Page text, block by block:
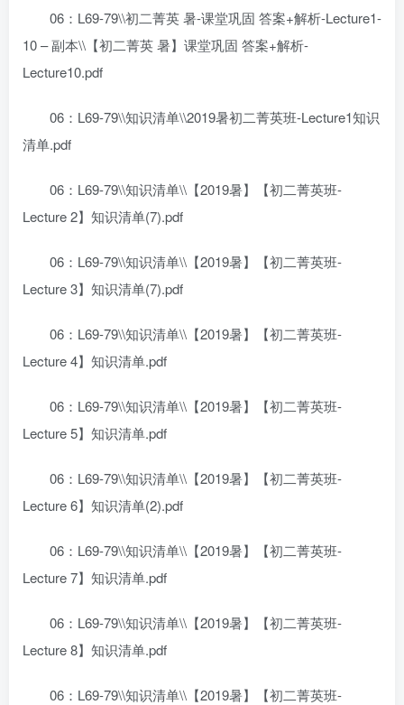
06：L69-79\\初二菁英 暑-课堂巩固 答案+解析-Lecture1-
10 – 副本\\【初二菁英 暑】课堂巩固 答案+解析-
Lecture10.pdf
06：L69-79\\知识清单\\2019暑初二菁英班-Lecture1知识
清单.pdf
06：L69-79\\知识清单\\【2019暑】【初二菁英班-
Lecture 2】知识清单(7).pdf
06：L69-79\\知识清单\\【2019暑】【初二菁英班-
Lecture 3】知识清单(7).pdf
06：L69-79\\知识清单\\【2019暑】【初二菁英班-
Lecture 4】知识清单.pdf
06：L69-79\\知识清单\\【2019暑】【初二菁英班-
Lecture 5】知识清单.pdf
06：L69-79\\知识清单\\【2019暑】【初二菁英班-
Lecture 6】知识清单(2).pdf
06：L69-79\\知识清单\\【2019暑】【初二菁英班-
Lecture 7】知识清单.pdf
06：L69-79\\知识清单\\【2019暑】【初二菁英班-
Lecture 8】知识清单.pdf
06：L69-79\\知识清单\\【2019暑】【初二菁英班-